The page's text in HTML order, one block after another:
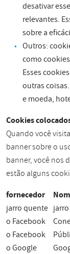
desativar
relevantes.
sobre a
Outros:
como
Esses
outras
e moeda,
Cookies
Quando você
banner sobre o
banner, você nos
estão alguns
fornecedor
jarro quente
o Facebook
o Facebook
o Google